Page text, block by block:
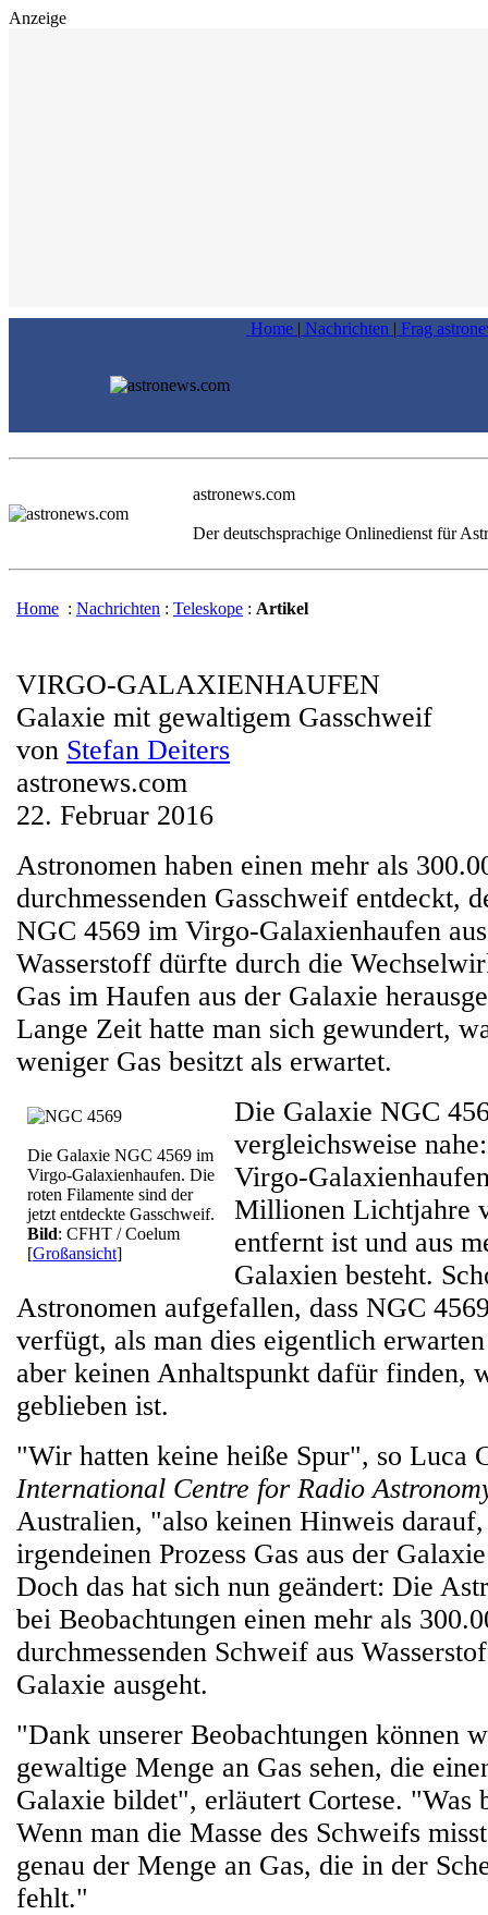
Anzeige
Home | Nachrichten | Frag
astronews.com
Der deutschsprachige Onlinedienst für
Home : Nachrichten : Teleskope : Artikel
VIRGO-GALAXIENHAUFEN
Galaxie mit gewaltigem Gasschweif
von Stefan Deiters
astronews.com
22. Februar 2016
Astronomen haben einen mehr als
durchmessenden Gasschweif entdeckt,
NGC 4569 im Virgo-Galaxienhaufen
Wasserstoff dürfte durch die
Gas im Haufen aus der Galaxie
Lange Zeit hatte man sich gewundert,
weniger Gas besitzt als erwartet.
Die Galaxie NGC 4569 im
Virgo-Galaxienhaufen. Die
roten Filamente sind der
jetzt entdeckte Gasschweif.
Bild: CFHT / Coelum
[Großansicht]
Die Galaxie NGC
vergleichsweise
Virgo-
Millionen Lichtjahre
entfernt ist und aus
Galaxien besteht.
Astronomen aufgefallen, dass NGC
verfügt, als man dies eigentlich
aber keinen Anhaltspunkt dafür finden,
geblieben ist.
"Wir hatten keine heiße Spur", so Luca
International Centre for Radio
Australien, "also keinen Hinweis darauf,
irgendeinen Prozess Gas aus der
Doch das hat sich nun geändert: Die
bei Beobachtungen einen mehr als
durchmessenden Schweif aus
Galaxie ausgeht.
"Dank unserer Beobachtungen können
gewaltige Menge an Gas sehen, die
Galaxie bildet", erläutert Cortese. "Was
Wenn man die Masse des Schweifs
genau der Menge an Gas, die in der
fehlt."